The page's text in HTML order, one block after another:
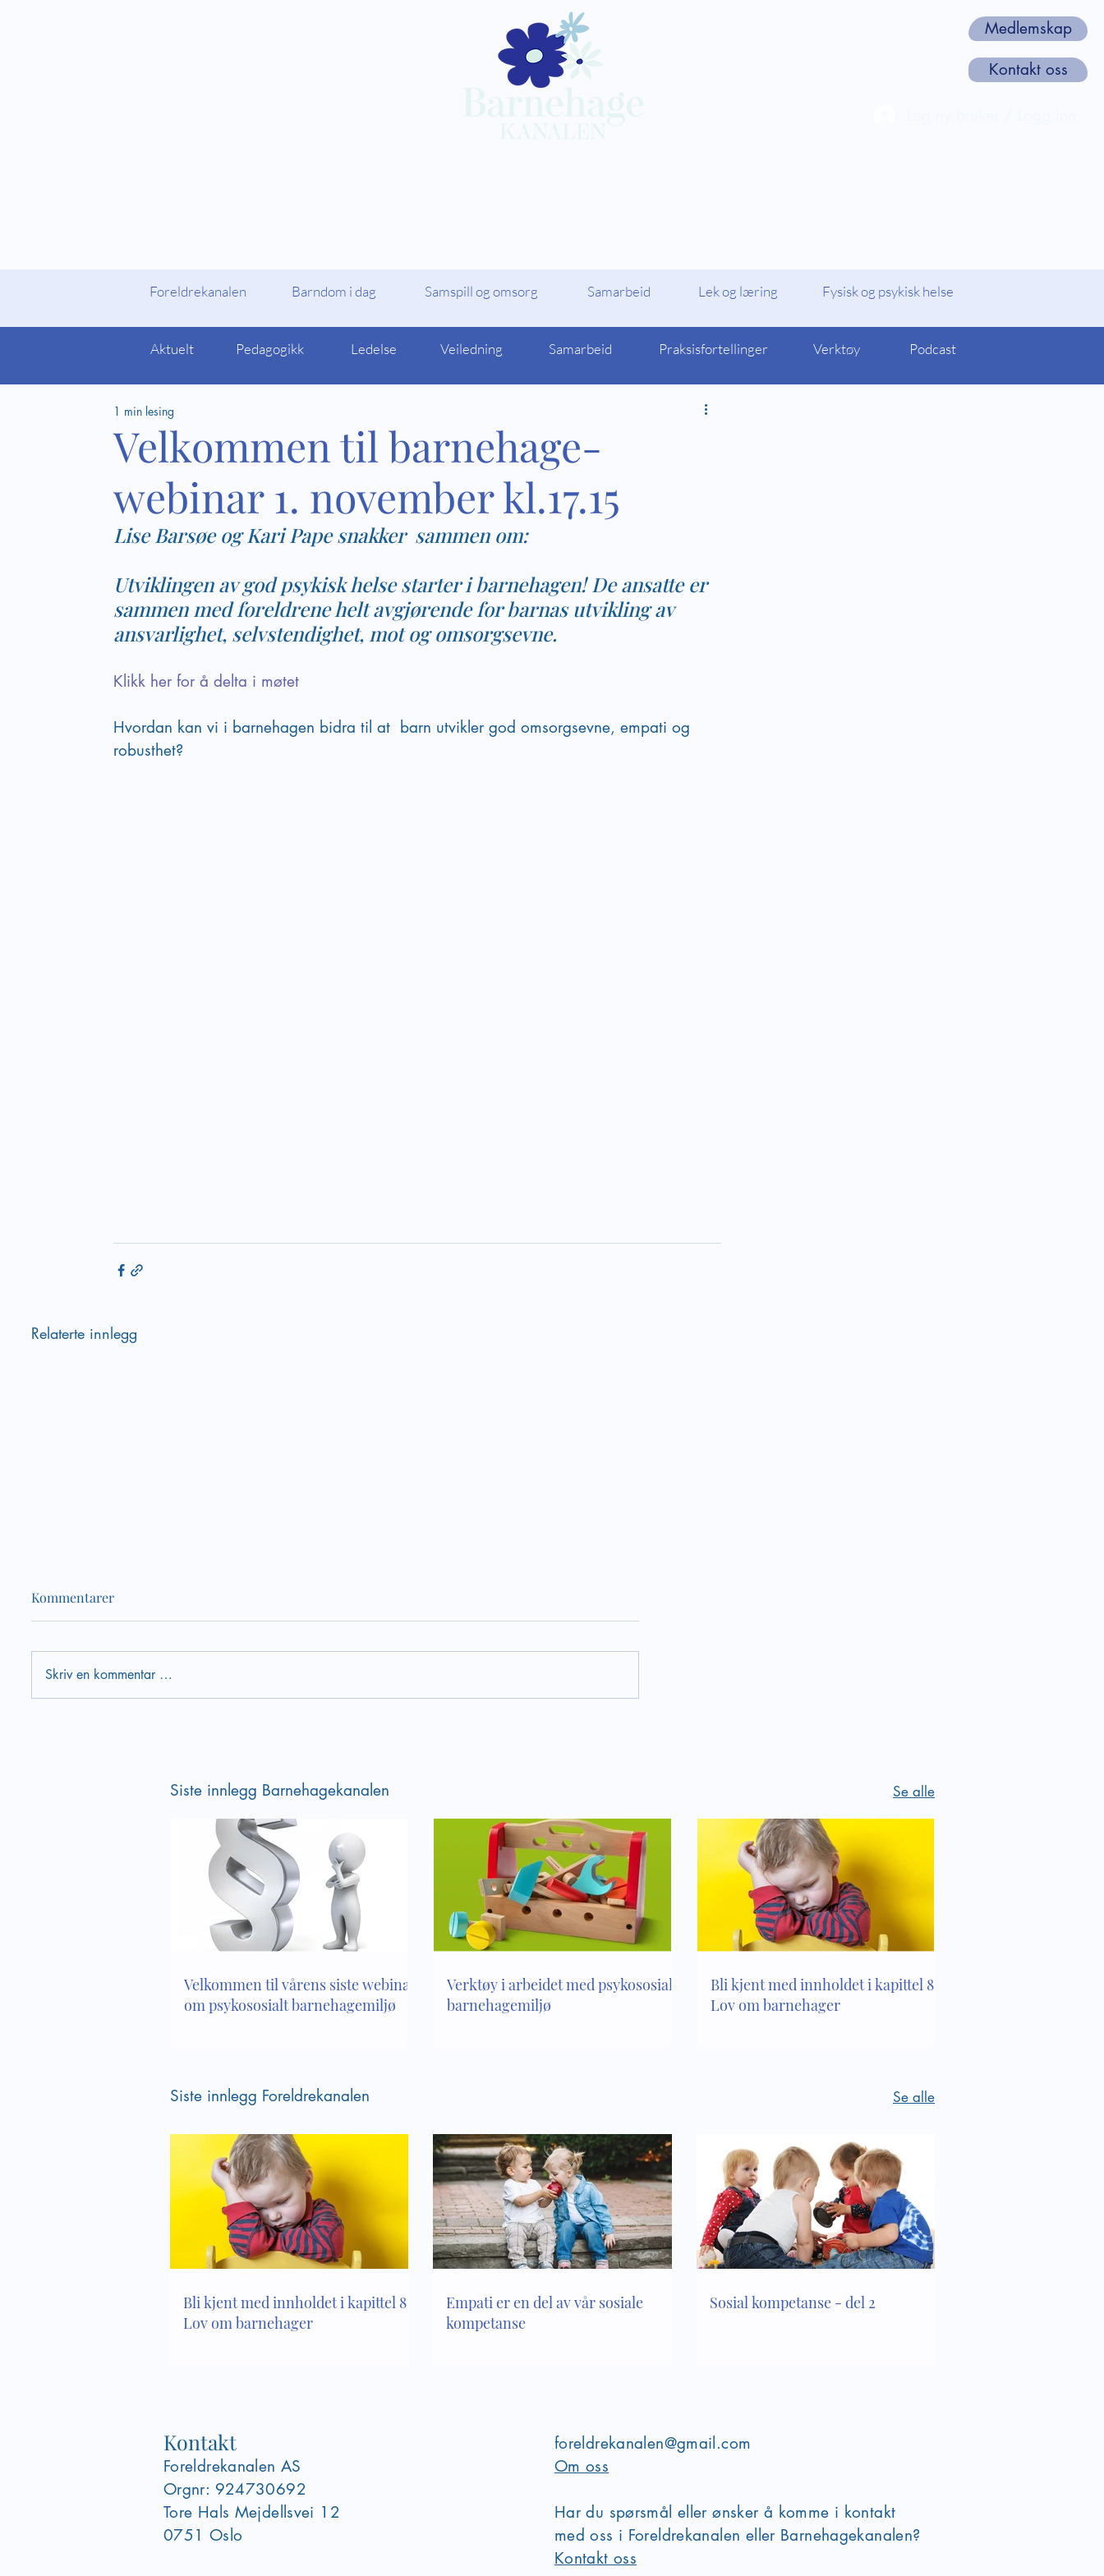
Kontakt oss
Medlemskap
Foreldrekanalen Barndom i dag Samspill og omsorg Samarbeid Lek og læring Fysisk og psykisk helse
Aktuelt Pedagogikk Ledelse Veiledning Samarbeid Praksisfortellinger Verktøy Podcast
Velkommen til barnehage-
webinar 1. november kl.17.15
1 min lesing
Lise Barsøe og Kari Pape snakker  sammen om:
Utviklingen av god psykisk helse starter i barnehagen! De ansatte er
sammen med foreldrene helt avgjørende for barnas utvikling av
ansvarlighet, selvstendighet, mot og omsorgsevne.
Klikk her for å delta i møtet
Hvordan kan vi i barnehagen bidra til at  barn utvikler god omsorgsevne, empati og
robusthet?
Relaterte innlegg
Kommentarer
Skriv en kommentar …
Siste innlegg Barnehagekanalen Se alle
Velkommen til vårens siste webinar
om psykososialt barnehagemiljø
Verktøy i arbeidet med psykososialt
barnehagemiljø
Bli kjent med innholdet i kapittel 8 i
Lov om barnehager
Siste innlegg Foreldrekanalen Se alle
Bli kjent med innholdet i kapittel 8 i
Lov om barnehager
Empati er en del av vår sosiale
kompetanse
Sosial kompetanse - del 2
Kontakt
Foreldrekanalen AS
Orgnr: 924730692
Tore Hals Mejdellsvei 12
0751 Oslo
foreldrekanalen@gmail.com
Om oss
Har du spørsmål eller ønsker å komme i kontakt
med oss i Foreldrekanalen eller Barnehagekanalen?
Kontakt oss